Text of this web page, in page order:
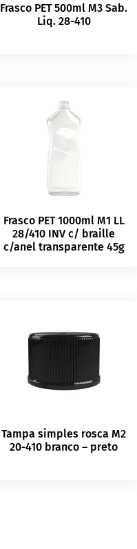
Frasco PET 500ml M3 Sab.
Liq. 28-410
Frasco PET 1000ml M1 LL
28/410 INV c/ braille
c/anel transparente 45g
Tampa simples rosca M2
20-410 branco – preto